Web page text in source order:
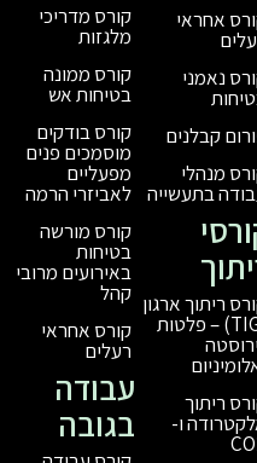
קורס מדריכי
מלגזות
קורס ממונה
בטיחות אש
קורס בודקים
מוסמכים פנים
מפעליים
לאביזרי הרמה
קורס מורשה
בטיחות
באירועים מרובי
קורס אחראי
רעלים
עבודה
בגובה